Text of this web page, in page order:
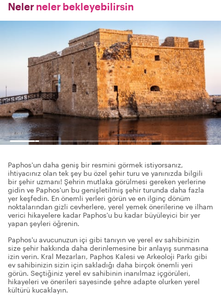
Neler neler bekleyebilirsin
Paphos'un daha geniş bir resmini görmek istiyorsanız,
ihtiyacınız olan tek şey bu özel şehir turu ve yanınızda bilgili
bir şehir uzmanı! Şehrin mutlaka görülmesi gereken yerlerine
gidin ve Paphos'un bu genişletilmiş şehir turunda daha fazla
yer keşfedin. En önemli yerleri görün ve en ilginç dönüm
noktalarından gizli cevherlere, yerel yemek önerilerine ve ilham
verici hikayelere kadar Paphos'u bu kadar büyüleyici bir yer
yapan şeyleri öğrenin.
Paphos'u avucunuzun içi gibi tanıyın ve yerel ev sahibinizin
size şehir hakkında daha derinlemesine bir anlayış sunmasına
izin verin. Kral Mezarları, Paphos Kalesi ve Arkeoloji Parkı gibi
ev sahibinizin sizin için sakladığı daha birçok önemli yeri
görün. Seçtiğiniz yerel ev sahibinin inanılmaz içgörüleri,
hikayeleri ve önerileri sayesinde şehre adapte olurken yerel
kültürü kucaklayın.